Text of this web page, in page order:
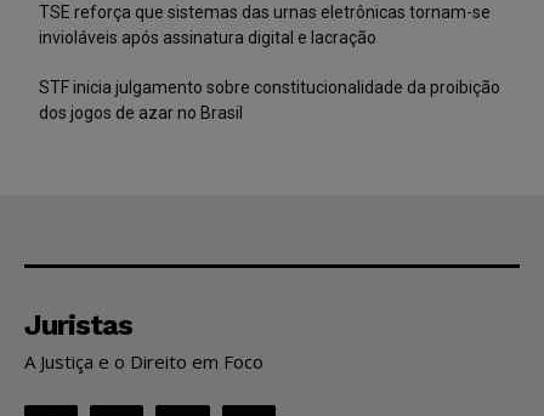
TSE reforça que sistemas das urnas eletrônicas tornam-se
invioláveis após assinatura digital e lacração
STF inicia julgamento sobre constitucionalidade da proibição
dos jogos de azar no Brasil
Juristas
A Justiça e o Direito em Foco